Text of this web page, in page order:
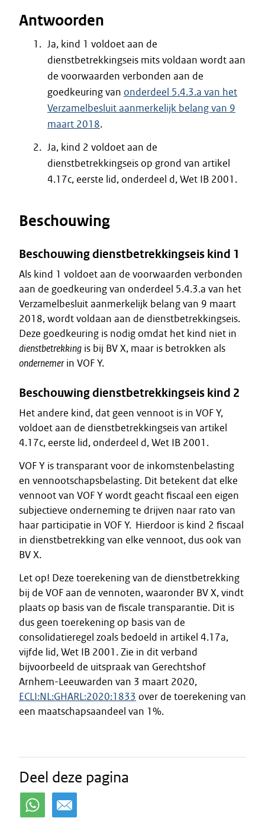
Antwoorden
Ja, kind 1 voldoet aan de
dienstbetrekkingseis mits voldaan wordt aan
de voorwaarden verbonden aan de
goedkeuring van onderdeel 5.4.3.a van het
Verzamelbesluit aanmerkelijk belang van 9
maart 2018.
Ja, kind 2 voldoet aan de
dienstbetrekkingseis op grond van artikel
4.17c, eerste lid, onderdeel d, Wet IB 2001.
Beschouwing
Beschouwing dienstbetrekkingseis kind 1
Als kind 1 voldoet aan de voorwaarden verbonden
aan de goedkeuring van onderdeel 5.4.3.a van het
Verzamelbesluit aanmerkelijk belang van 9 maart
2018, wordt voldaan aan de dienstbetrekkingseis.
Deze goedkeuring is nodig omdat het kind niet in
dienstbetrekking is bij BV X, maar is betrokken als
ondernemerin VOF Y.
Beschouwing dienstbetrekkingseis kind 2
Het andere kind, dat geen vennoot is in VOF Y,
voldoet aan de dienstbetrekkingseis van artikel
4.17c, eerste lid, onderdeel d, Wet IB 2001.
VOF Y is transparant voor de inkomstenbelasting
en vennootschapsbelasting. Dit betekent dat elke
vennoot van VOF Y wordt geacht fiscaal een eigen
subjectieve onderneming te drijven naar rato van
haar participatie in VOF Y. Hierdoor is kind 2 fiscaal
in dienstbetrekking van elke vennoot, dus ook van
BV X.
Let op! Deze toerekening van de dienstbetrekking
bij de VOF aan de vennoten, waaronder BV X, vindt
plaats op basis van de fiscale transparantie. Dit is
dus geen toerekening op basis van de
consolidatieregel zoals bedoeld in artikel 4.17a,
vijfde lid, Wet IB 2001. Zie in dit verband
bijvoorbeeld de uitspraak van Gerechtshof
Arnhem-Leeuwarden van 3 maart 2020,
ECLI:NL:GHARL:2020:1833 over de toerekening van
een maatschapsaandeel van 1%.
Deel deze pagina